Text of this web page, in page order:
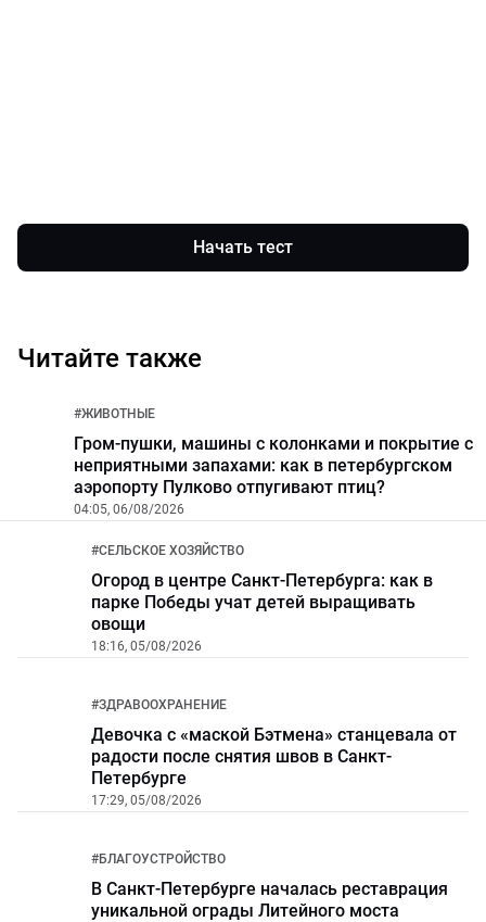
Начать тест
Читайте также
#ЖИВОТНЫЕ
Гром-пушки, машины с колонками и покрытие с
неприятными запахами: как в петербургском
аэропорту Пулково отпугивают птиц?
04:05, 06/08/2026
#СЕЛЬСКОЕ ХОЗЯЙСТВО
Огород в центре Санкт-Петербурга: как в
парке Победы учат детей выращивать
овощи
18:16, 05/08/2026
#ЗДРАВООХРАНЕНИЕ
Девочка с «маской Бэтмена» станцевала от
радости после снятия швов в Санкт-
Петербурге
17:29, 05/08/2026
#БЛАГОУСТРОЙСТВО
В Санкт-Петербурге началась реставрация
уникальной ограды Литейного моста